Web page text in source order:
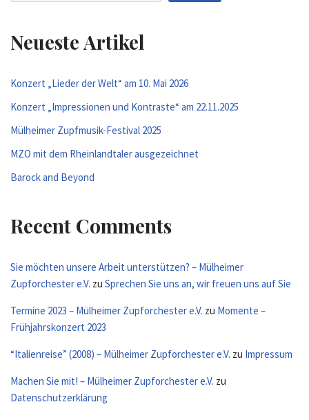
Neueste Artikel
Konzert „Lieder der Welt“ am 10. Mai 2026
Konzert „Impressionen und Kontraste“ am 22.11.2025
Mülheimer Zupfmusik-Festival 2025
MZO mit dem Rheinlandtaler ausgezeichnet
Barock and Beyond
Recent Comments
Sie möchten unsere Arbeit unterstützen? – Mülheimer
Zupforchester e.V. zu Sprechen Sie uns an, wir freuen uns auf Sie
Termine 2023 – Mülheimer Zupforchester e.V. zu Momente –
Frühjahrskonzert 2023
“Italienreise” (2008) – Mülheimer Zupforchester e.V. zu Impressum
Machen Sie mit! – Mülheimer Zupforchester e.V. zu
Datenschutzerklärung